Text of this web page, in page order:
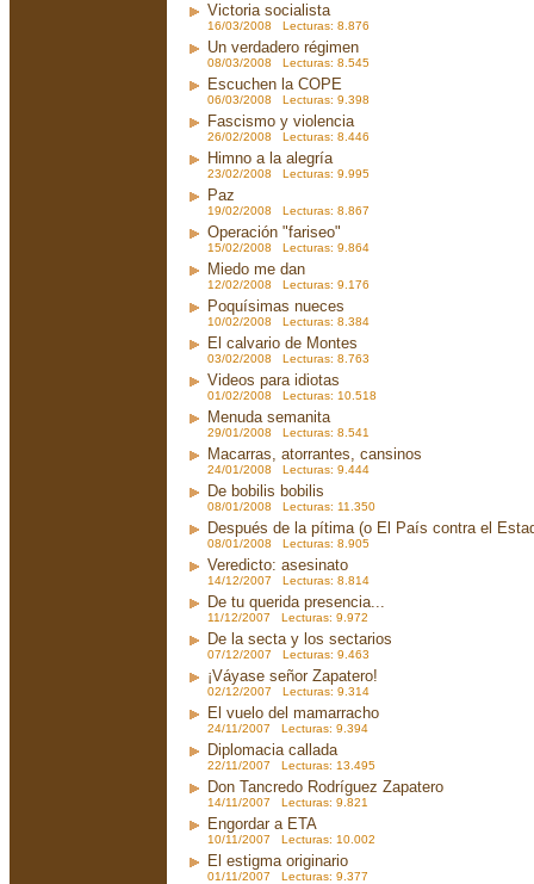
Victoria socialista
16/03/2008 Lecturas: 8.876
Un verdadero régimen
08/03/2008 Lecturas: 8.545
Escuchen la COPE
06/03/2008 Lecturas: 9.398
Fascismo y violencia
26/02/2008 Lecturas: 8.446
Himno a la alegría
23/02/2008 Lecturas: 9.995
Paz
19/02/2008 Lecturas: 8.867
Operación "fariseo"
15/02/2008 Lecturas: 9.864
Miedo me dan
12/02/2008 Lecturas: 9.176
Poquísimas nueces
10/02/2008 Lecturas: 8.384
El calvario de Montes
03/02/2008 Lecturas: 8.763
Videos para idiotas
01/02/2008 Lecturas: 10.518
Menuda semanita
29/01/2008 Lecturas: 8.541
Macarras, atorrantes, cansinos
24/01/2008 Lecturas: 9.444
De bobilis bobilis
08/01/2008 Lecturas: 11.350
Después de la pítima (o El País contra el
08/01/2008 Lecturas: 8.905
Veredicto: asesinato
14/12/2007 Lecturas: 8.814
De tu querida presencia...
11/12/2007 Lecturas: 9.972
De la secta y los sectarios
07/12/2007 Lecturas: 9.463
¡Váyase señor Zapatero!
02/12/2007 Lecturas: 9.314
El vuelo del mamarracho
24/11/2007 Lecturas: 9.394
Diplomacia callada
22/11/2007 Lecturas: 13.495
Don Tancredo Rodríguez Zapatero
14/11/2007 Lecturas: 9.821
Engordar a ETA
10/11/2007 Lecturas: 10.002
El estigma originario
01/11/2007 Lecturas: 9.377